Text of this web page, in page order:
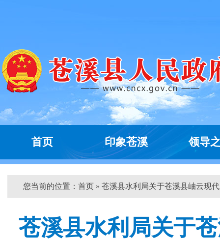
首页 印象苍溪 领导
您当前的位置： 首页 » 苍溪县水利局关于苍溪县岫云现
苍溪县水利局关于